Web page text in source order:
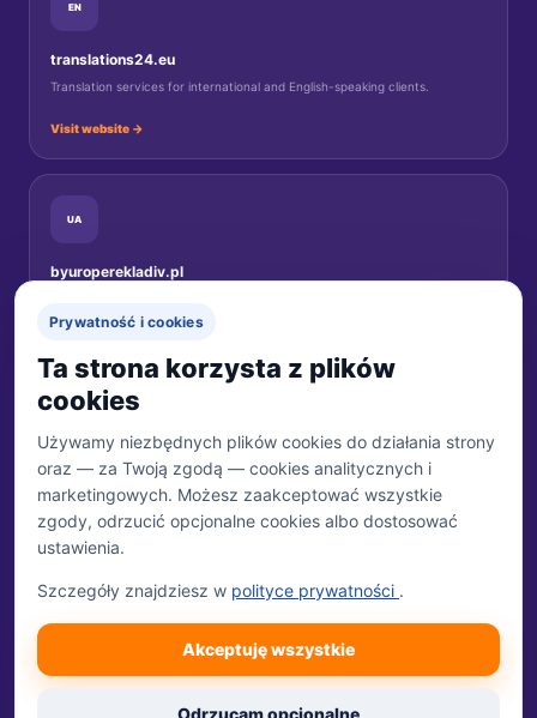
EN
translations24.eu
Translation services for international and English-speaking clients.
Visit website →
UA
byuroperekladiv.pl
MARKA
Biuro Tłumaczeń 24
WŁAŚCICIEL
ul. Tulipanowa 24
NIP: 951-249-24-65
REGON: 384657490
Prywatność i cookies
Ta strona korzysta z plików
cookies
Używamy niezbędnych plików cookies do działania strony
oraz — za Twoją zgodą — cookies analitycznych i
marketingowych. Możesz zaakceptować wszystkie
zgody, odrzucić opcjonalne cookies albo dostosować
ustawienia.
Szczegóły znajdziesz w polityce prywatności .
Akceptuję wszystkie
Odrzucam opcjonalne